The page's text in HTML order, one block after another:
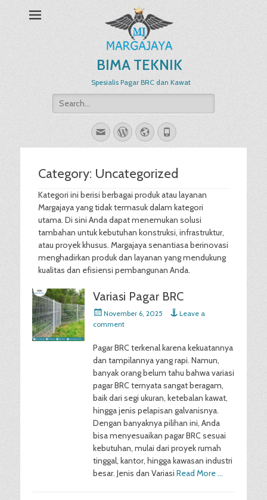
BIMA TEKNIK
Spesialis Pagar BRC dan Kawat
Search
for:
EmailWordPress
WebsitePhone
Category: Uncategorized
Kategori ini berisi berbagai produk atau layanan
Margajaya yang tidak termasuk dalam kategori
utama. Di sini Anda dapat menemukan solusi
tambahan untuk kebutuhan konstruksi, infrastruktur,
atau proyek khusus. Margajaya senantiasa berinovasi
menghadirkan produk dan layanan yang mendukung
kualitas dan efisiensi pembangunan Anda.
Variasi Pagar BRC
Posted
on
November 6, 2025
Leave a
comment
Pagar BRC terkenal karena kekuatannya
dan tampilannya yang rapi. Namun,
banyak orang belum tahu bahwa variasi
pagar BRC ternyata sangat beragam,
baik dari segi ukuran, ketebalan kawat,
hingga jenis pelapisan galvanisnya.
Dengan banyaknya pilihan ini, Anda
bisa menyesuaikan pagar BRC sesuai
kebutuhan, mulai dari proyek rumah
tinggal, kantor, hingga kawasan industri
besar. Jenis dan Variasi Read More …